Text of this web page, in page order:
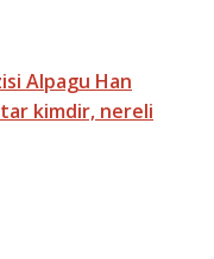
Alpagu Han
kimdir, nereli